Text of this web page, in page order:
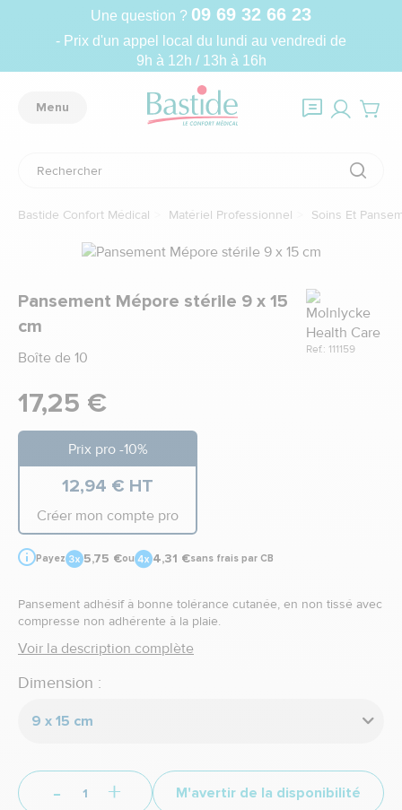
Une question ? 09 69 32 66 23
- Prix d'un appel local du lundi au vendredi de
9h à 12h / 13h à 16h
Menu
Bastide Confort Médical Matériel Professionnel Soins Et
Pansement Mépore stérile 9 x 15
cm
Boîte de 10
Marque
Ref.: 111159
17,25 €
Prix pro -10%
12,94 € HT
Créer mon compte pro
Payez 5,75 €ou 4,31 €sans frais par CB
Pansement adhésif à bonne tolérance cutanée, en non tissé avec
compresse non adhérente à la plaie.
Voir la description complète
Dimension :
9 x 15 cm
- + M'avertir de la disponibilité